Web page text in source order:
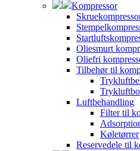
Kompressor
Oliesmurt
Oliefri
Tilbehør til
Luftbehandling
Filter til
Køletørrer
Reservedele til